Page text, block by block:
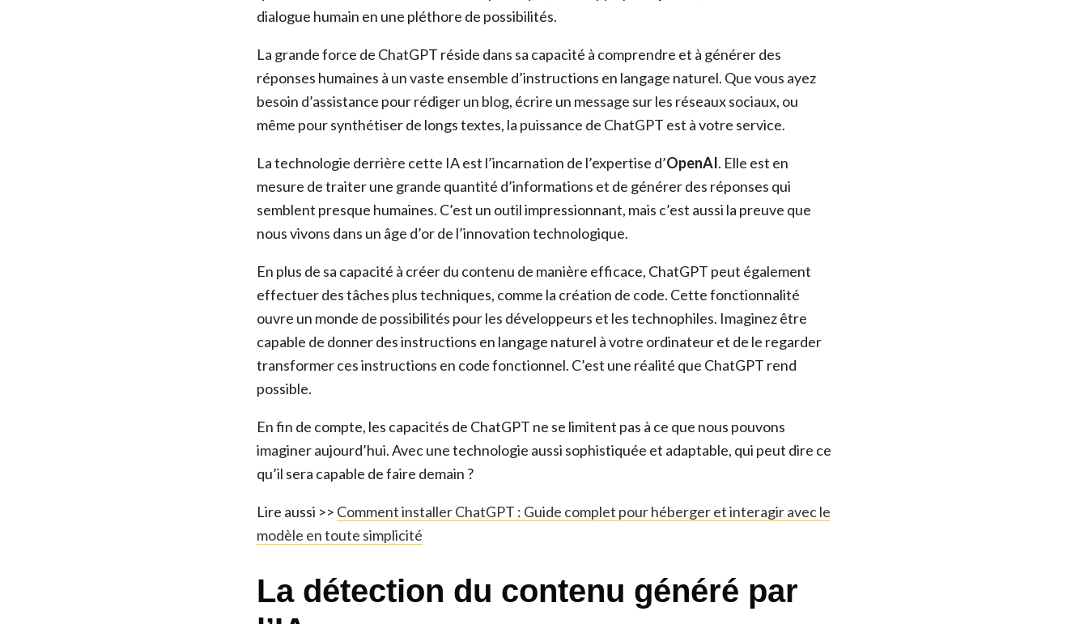
dialogue humain en une pléthore de possibilités.
La grande force de ChatGPT réside dans sa capacité à comprendre et à générer des
réponses humaines à un vaste ensemble d’instructions en langage naturel. Que vous ayez
besoin d’assistance pour rédiger un blog, écrire un message sur les réseaux sociaux, ou
même pour synthétiser de longs textes, la puissance de ChatGPT est à votre service.
La technologie derrière cette IA est l’incarnation de l’expertise d’OpenAI. Elle est en
mesure de traiter une grande quantité d’informations et de générer des réponses qui
semblent presque humaines. C’est un outil impressionnant, mais c’est aussi la preuve que
nous vivons dans un âge d’or de l’innovation technologique.
En plus de sa capacité à créer du contenu de manière efficace, ChatGPT peut également
effectuer des tâches plus techniques, comme la création de code. Cette fonctionnalité
ouvre un monde de possibilités pour les développeurs et les technophiles. Imaginez être
capable de donner des instructions en langage naturel à votre ordinateur et de le regarder
transformer ces instructions en code fonctionnel. C’est une réalité que ChatGPT rend
possible.
En fin de compte, les capacités de ChatGPT ne se limitent pas à ce que nous pouvons
imaginer aujourd’hui. Avec une technologie aussi sophistiquée et adaptable, qui peut dire ce
qu’il sera capable de faire demain ?
Lire aussi >> Comment installer ChatGPT : Guide complet pour héberger et interagir avec le
modèle en toute simplicité
La détection du contenu généré par